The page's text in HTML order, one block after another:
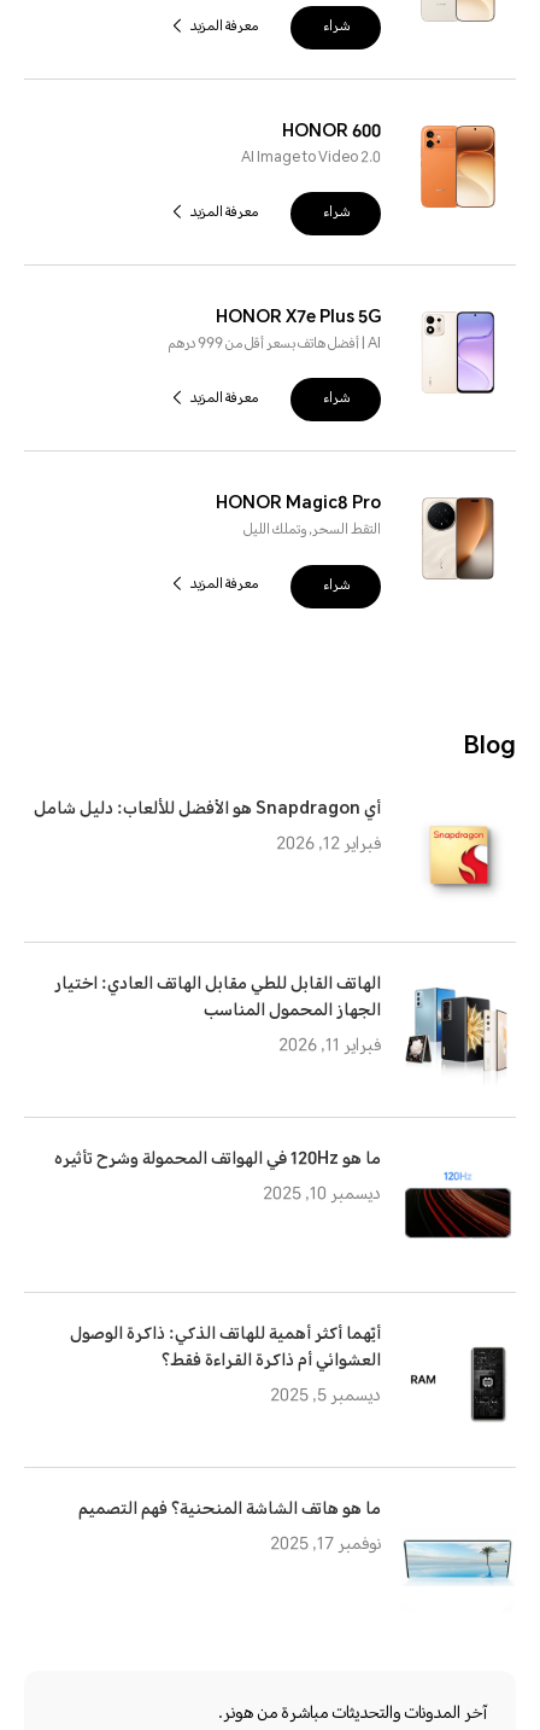
شراء معرفة المزيد
HONOR 600
AI Image to Video 2.0
شراء معرفة المزيد
HONOR X7e Plus 5G
AI | أفضل هاتف بسعر أقل من 999 درهم
شراء معرفة المزيد
HONOR Magic8 Pro
التقط السحر, وتملك الليل
شراء معرفة المزيد
Blog
أي Snapdragon هو الأفضل للألعاب: دليل شامل
فبراير 12, 2026
الهاتف القابل للطي مقابل الهاتف العادي: اختيار
الجهاز المحمول المناسب
فبراير 11, 2026
ما هو 120Hz في الهواتف المحمولة وشرح تأثيره
ديسمبر 10, 2025
أيّهما أكثر أهمية للهاتف الذكي: ذاكرة الوصول
العشوائي أم ذاكرة القراءة فقط؟
ديسمبر 5, 2025
ما هو هاتف الشاشة المنحنية؟ فهم التصميم
نوفمبر 17, 2025
آخر المدونات والتحديثات مباشرة من هونر.